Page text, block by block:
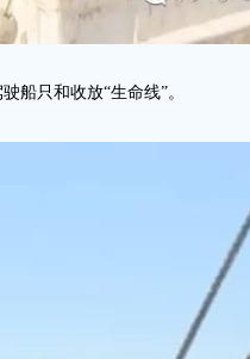
船只和收放“生命线”。